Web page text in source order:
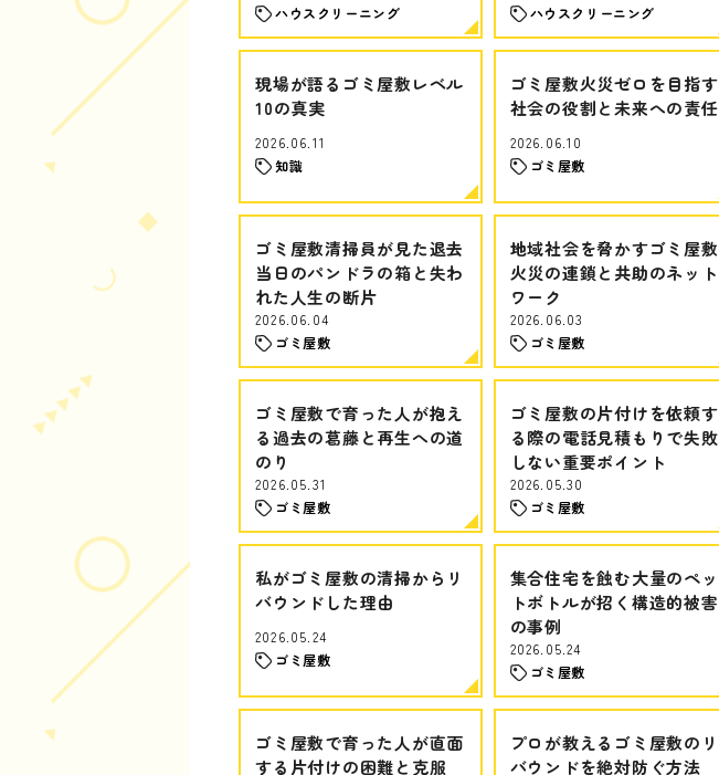
ハウスクリーニング
ハウスクリーニング
現場が語るゴミ屋敷レベル
10の真実
2026.06.11
知識
ゴミ屋敷火災ゼロを目指す
社会の役割と未来への責任
2026.06.10
ゴミ屋敷
ゴミ屋敷清掃員が見た退去
当日のパンドラの箱と失わ
れた人生の断片
2026.06.04
ゴミ屋敷
地域社会を脅かすゴミ屋敷
火災の連鎖と共助のネット
ワーク
2026.06.03
ゴミ屋敷
ゴミ屋敷で育った人が抱え
る過去の葛藤と再生への道
のり
2026.05.31
ゴミ屋敷
ゴミ屋敷の片付けを依頼す
る際の電話見積もりで失敗
しない重要ポイント
2026.05.30
ゴミ屋敷
私がゴミ屋敷の清掃からリ
バウンドした理由
2026.05.24
ゴミ屋敷
集合住宅を蝕む大量のペッ
トボトルが招く構造的被害
の事例
2026.05.24
ゴミ屋敷
ゴミ屋敷で育った人が直面
する片付けの困難と克服
プロが教えるゴミ屋敷のリ
バウンドを絶対防ぐ方法